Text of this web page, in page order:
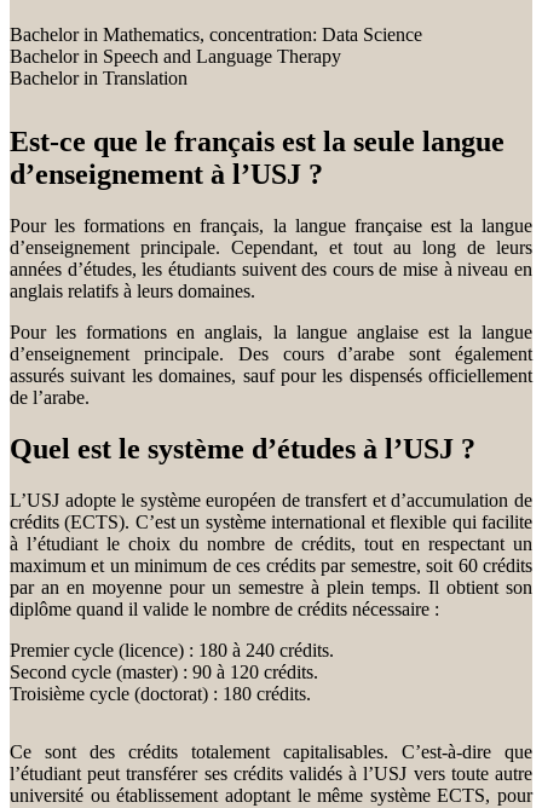
Bachelor in Mathematics, concentration: Data Science
Bachelor in Speech and Language Therapy
Bachelor in Translation
Est-ce que le français est la seule langue
d’enseignement à l’USJ ?
Pour les formations en français, la langue française est la langue
d’enseignement principale. Cependant, et tout au long de leurs
années d’études, les étudiants suivent des cours de mise à niveau en
anglais relatifs à leurs domaines.
Pour les formations en anglais, la langue anglaise est la langue
d’enseignement principale. Des cours d’arabe sont également
assurés suivant les domaines, sauf pour les dispensés officiellement
de l’arabe.
Quel est le système d’études à l’USJ ?
L’USJ adopte le système européen de transfert et d’accumulation de
crédits (ECTS). C’est un système international et flexible qui facilite
à l’étudiant le choix du nombre de crédits, tout en respectant un
maximum et un minimum de ces crédits par semestre, soit 60 crédits
par an en moyenne pour un semestre à plein temps. Il obtient son
diplôme quand il valide le nombre de crédits nécessaire :
Premier cycle (licence) : 180 à 240 crédits.
Second cycle (master) : 90 à 120 crédits.
Troisième cycle (doctorat) : 180 crédits.
Ce sont des crédits totalement capitalisables. C’est-à-dire que
l’étudiant peut transférer ses crédits validés à l’USJ vers toute autre
université ou établissement adoptant le même système ECTS, pour